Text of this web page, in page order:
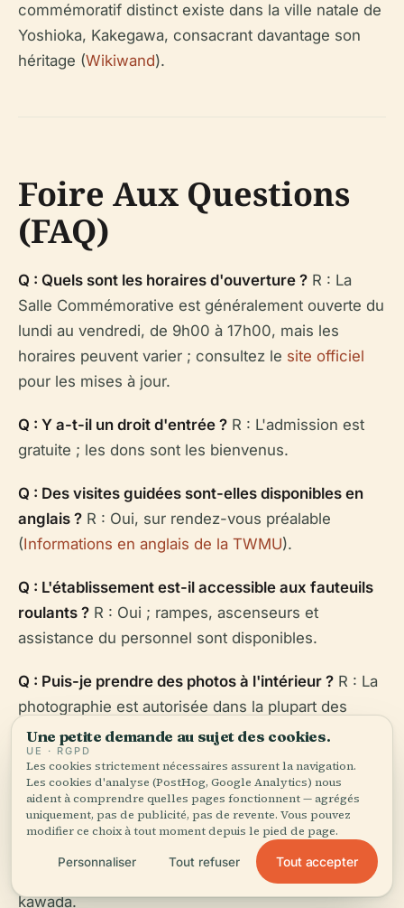
commémoratif distinct existe dans la ville natale de
Yoshioka, Kakegawa, consacrant davantage son
héritage (Wikiwand).
Foire Aux Questions
(FAQ)
Q : Quels sont les horaires d'ouverture ? R : La
Salle Commémorative est généralement ouverte du
lundi au vendredi, de 9h00 à 17h00, mais les
horaires peuvent varier ; consultez le site officiel
pour les mises à jour.
Q : Y a-t-il un droit d'entrée ? R : L'admission est
gratuite ; les dons sont les bienvenus.
Q : Des visites guidées sont-elles disponibles en
anglais ? R : Oui, sur rendez-vous préalable
(Informations en anglais de la TWMU).
Q : L'établissement est-il accessible aux fauteuils
roulants ? R : Oui ; rampes, ascenseurs et
assistance du personnel sont disponibles.
Q : Puis-je prendre des photos à l'intérieur ? R : La
photographie est autorisée dans la plupart des
zones ; suivez la signalisation et les instructions du
personnel.
Q : Comment s'y rendre en transports en commun
R : Le campus est à quelques minutes à pied de
la station Akebonobashi (Ligne Toei Shinjuku), de la
station Iidabashi et de la station Wakamatsu-
kawada.
Une petite demande au sujet des cookies.
UE · RGPD
Les cookies strictement nécessaires assurent la navigation.
Les cookies d'analyse (PostHog, Google Analytics) nous
aident à comprendre quelles pages fonctionnent — agrégés
uniquement, pas de publicité, pas de revente. Vous pouvez
modifier ce choix à tout moment depuis le pied de page.
Personnaliser Tout refuser Tout accepter